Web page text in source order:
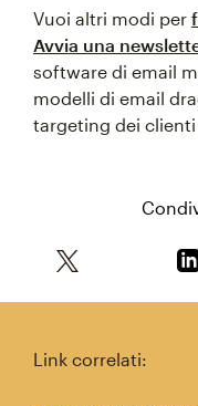
Vuoi altri modi per
Avvia una
software di email
modelli di email
targeting dei clienti
Link correlati: